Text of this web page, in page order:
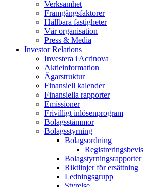
Verksamhet
Framgångsfaktorer
Hållbara fastigheter
Vår organisation
Press & Media
Investor Relations
Investera i Acrinova
Aktieinformation
Ägarstruktur
Finansiell kalender
Finansiella rapporter
Emissioner
Frivilligt inlösenprogram
Bolagsstämmor
Bolagsstyrning
Bolagsordning
Registreringsbevis
Bolagstyrningsrapporter
Riktlinjer för ersättning
Ledningsgrupp